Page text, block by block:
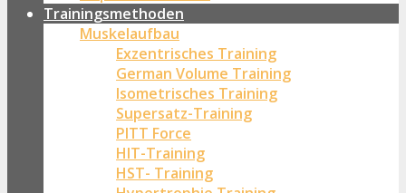
Trainingsmethoden
Muskelaufbau
Exzentrisches Training
German Volume Training
Isometrisches Training
Supersatz-Training
PITT Force
HIT-Training
HST- Training